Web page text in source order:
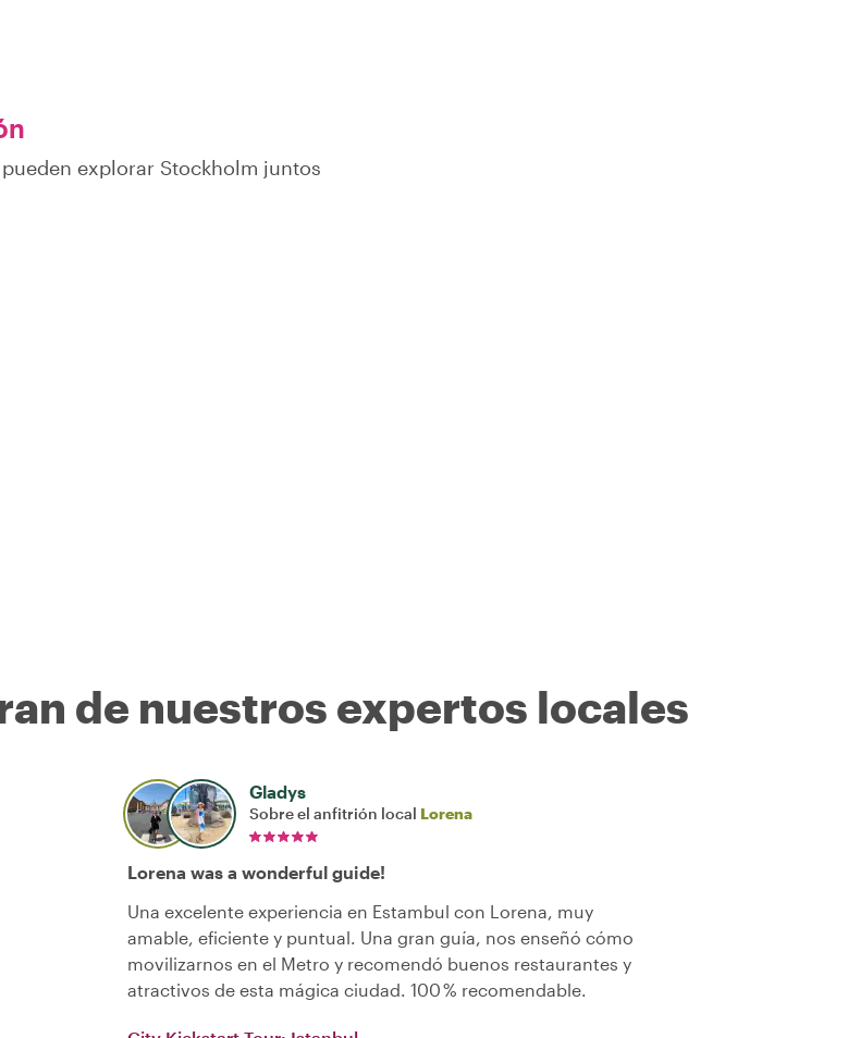
explorar Stockholm juntos
de nuestros expertos locales
Gladys
Sobre el anfitrión local Lorena
Lorena was a wonderful guide!
Una excelente experiencia en Estambul con Lorena, muy
amable, eficiente y puntual. Una gran guía, nos enseñó cómo
movilizarnos en el Metro y recomendó buenos restaurantes y
atractivos de esta mágica ciudad. 100 % recomendable.